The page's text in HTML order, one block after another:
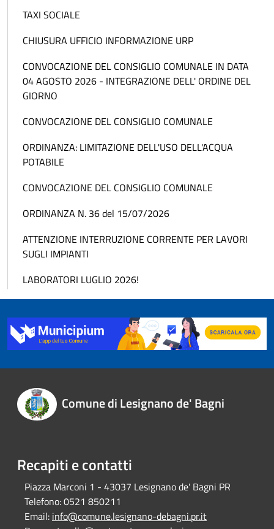
TAXI SOCIALE
CHIUSURA UFFICIO INFORMAZIONE URP
CONVOCAZIONE DEL CONSIGLIO COMUNALE IN DATA
04 AGOSTO 2026 - INTEGRAZIONE DELL' ORDINE DEL
GIORNO
CONVOCAZIONE DEL CONSIGLIO COMUNALE
ORDINANZA: LIMITAZIONE DELL'USO DELL'ACQUA
POTABILE
CONVOCAZIONE DEL CONSIGLIO COMUNALE
ORDINANZA N. 36 del 15/07/2026
ATTENZIONE INTERRUZIONE CORRENTE PER LAVORI
SUGLI IMPIANTI
LABORATORI LUGLIO 2026!
Comune di Lesignano de' Bagni
Recapiti e contatti
Piazza Marconi 1 - 43037 Lesignano de' Bagni PR
Telefono:0521 850211
Email: info@comune.lesignano-debagni.pr.it